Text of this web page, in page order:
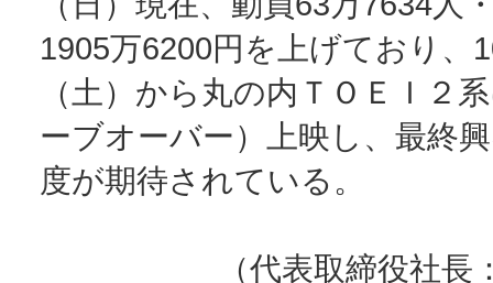
1905万6200円を上げており、
（土）から丸の内ＴＯＥＩ２
ーブオーバー）上映し、最終
度が期待されている。
（代表取締役社